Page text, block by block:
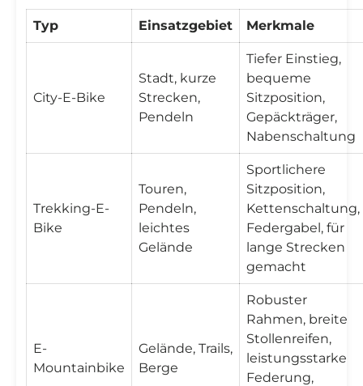
Typ Einsatzgebiet Merkmale
City-E-Bike
Stadt, kurze
Strecken,
Pendeln
Tiefer Einstieg,
bequeme
Sitzposition,
Gepäckträger,
Nabenschaltung
Trekking-E-
Bike
Touren,
Pendeln,
leichtes
Gelände
Sportlichere
Sitzposition,
Kettenschaltung,
Federgabel, für
lange Strecken
gemacht
E-
Mountainbike
Gelände, Trails,
Berge
Robuster
Rahmen, breite
Stollenreifen,
leistungsstarke
Federung,